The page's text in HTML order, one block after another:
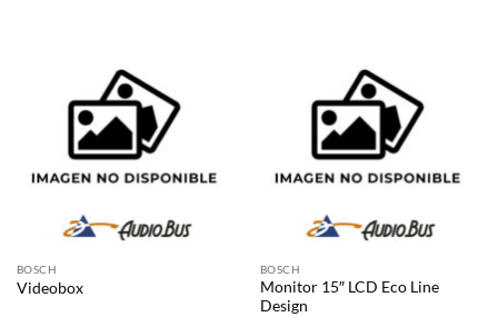
BOSCH
Videobox
BOSCH
Monitor 15″ LCD Eco Line
Design